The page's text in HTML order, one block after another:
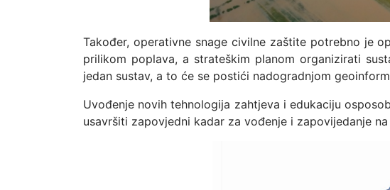
Također, operativne snage civilne zaštite potrebno je
prilikom poplava, a strateškim planom organizirati
jedan sustav, a to će se postići nadogradnjom
Uvođenje novih tehnologija zahtjeva i edukaciju
usavršiti zapovjedni kadar za vođenje i zapovijedanje